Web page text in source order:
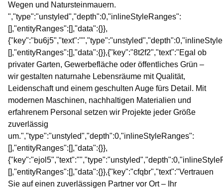
Wegen und Natursteinmauern.
","type":"unstyled","depth":0,"inlineStyleRanges":
[],"entityRanges":[],"data":{}},
[],"entityRanges":[],"data":{}},{"key":"8t2f2","text":"Egal ob
privater Garten, Gewerbefläche oder öffentliches Grün –
wir gestalten naturnahe Lebensräume mit Qualität,
Leidenschaft und einem geschulten Auge fürs Detail. Mit
modernen Maschinen, nachhaltigen Materialien und
erfahrenem Personal setzen wir Projekte jeder Größe
zuverlässig
um.","type":"unstyled","depth":0,"inlineStyleRanges":
[],"entityRanges":[],"data":{}},
[],"entityRanges":[],"data":{}},{"key":"cfqbr","text":"Vertrauen
Sie auf einen zuverlässigen Partner vor Ort – Ihr